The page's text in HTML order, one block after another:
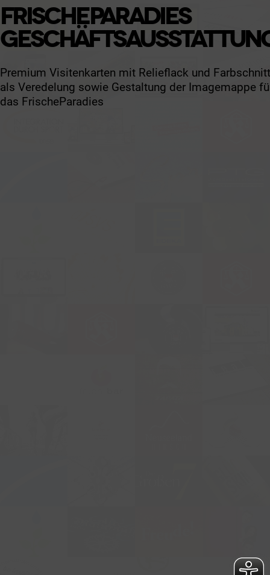
FRISCHEPARADIES
Premium Visitenkarten mit Relieflack und Farbschnitt
als Veredelung sowie Gestaltung der Imagemappe
das FrischeParadies